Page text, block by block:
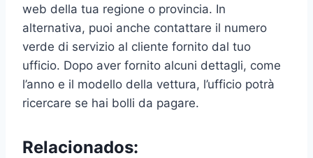
web della tua regione o provincia. In
alternativa, puoi anche contattare il numero
verde di servizio al cliente fornito dal tuo
ufficio. Dopo aver fornito alcuni dettagli, come
l’anno e il modello della vettura, l’ufficio potrà
ricercare se hai bolli da pagare.
Relacionados: